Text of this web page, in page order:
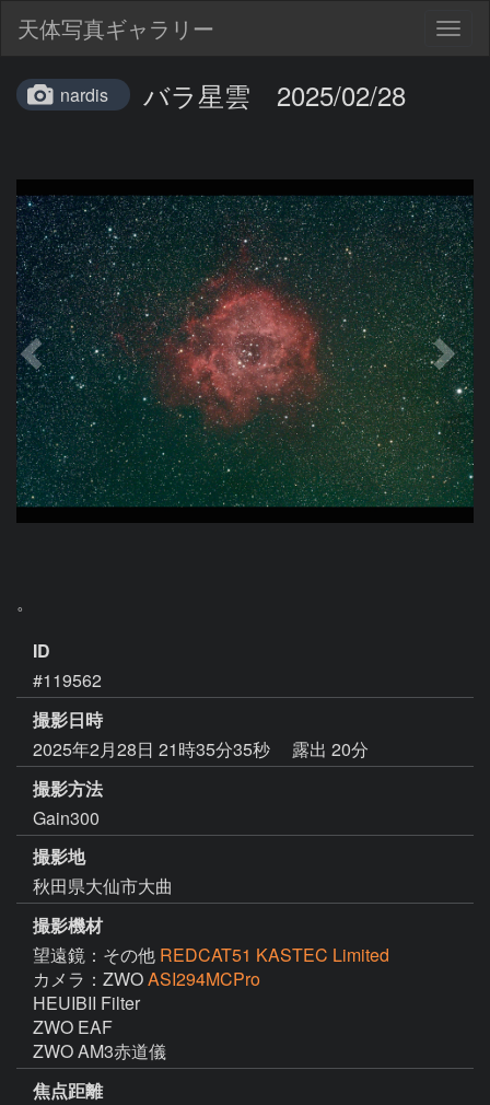
天体写真ギャラリー
nardis バラ星雲 2025/02/28
。
ID
#119562
撮影日時
2025年2月28日 21時35分35秒
露出 20分
撮影方法
Gain300
撮影地
秋田県大仙市大曲
撮影機材
望遠鏡：その他 REDCAT51 KASTEC Limited
カメラ：ZWOASI294MCPro
HEUIBII Filter
ZWO EAF
ZWO AM3赤道儀
焦点距離